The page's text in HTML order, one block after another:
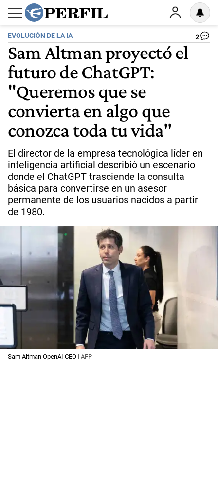
EVOLUCIÓN DE LA IA 2
Sam Altman proyectó el
futuro de ChatGPT:
"Queremos que se
convierta en algo que
conozca toda tu vida"
El director de la empresa tecnológica líder en
inteligencia artificial describió un escenario
donde el ChatGPT trasciende la consulta
básica para convertirse en un asesor
permanente de los usuarios nacidos a partir
de 1980.
Sam Altman OpenAI CEO | AFP